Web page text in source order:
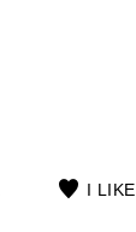
I LIKE